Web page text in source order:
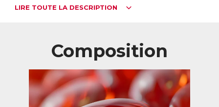
d’être liés à des phospholipides, ce qui permet une
la garantie d’une qualité exceptionnelle.
pêche durable, Omega 3 rouge fournit un dosage équilibré
en Omega 3 EPA et DHA hautement absorbables pour une
efficacité maximale, le tout sans goût ni odeur grâce à un
processus d’encapsulation spécifique de l’huile qui facilite
LIRE TOUTE LA DESCRIPTION
Composition